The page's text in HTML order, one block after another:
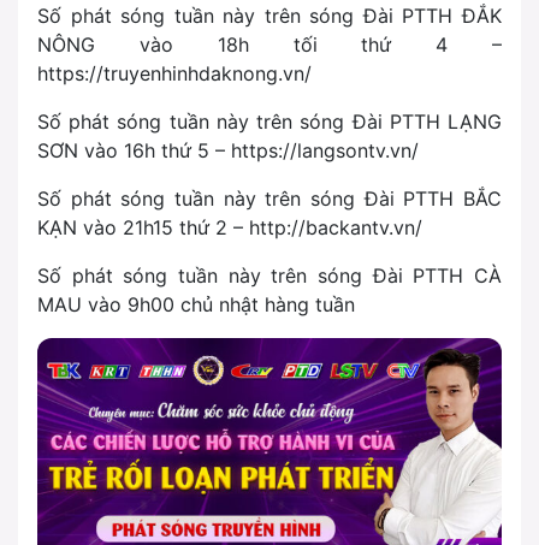
Số phát sóng tuần này trên sóng Đài PTTH ĐẮK
NÔNG vào 18h tối thứ 4 –
https://truyenhinhdaknong.vn/
Số phát sóng tuần này trên sóng Đài PTTH LẠNG
SƠN vào 16h thứ 5 – https://langsontv.vn/
Số phát sóng tuần này trên sóng Đài PTTH BẮC
KẠN vào 21h15 thứ 2 – http://backantv.vn/
Số phát sóng tuần này trên sóng Đài PTTH CÀ
MAU vào 9h00 chủ nhật hàng tuần